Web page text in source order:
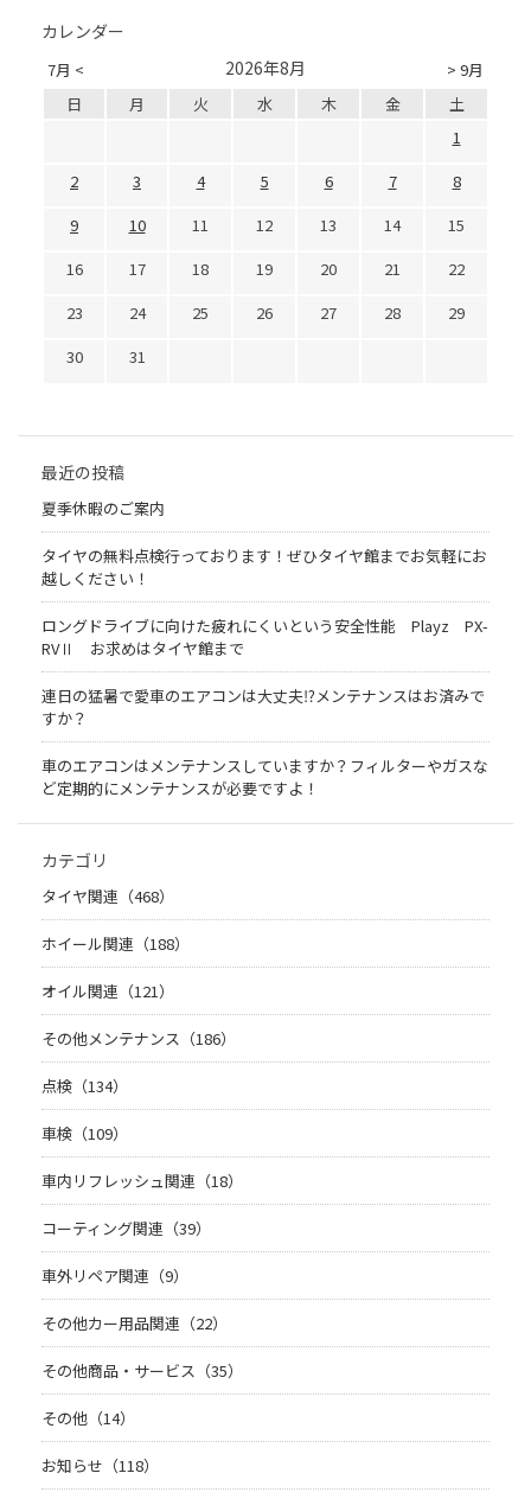
カレンダー
7月 < > 9月
2026年8月
日 月 火 水 木 金
土
1
2
3 4 5 6 7
8
9
10 11 12 13 14
15
16
17 18 19 20 21
22
23
24 25 26 27 28
29
30
31
最近の投稿
夏季休暇のご案内
タイヤの無料点検行っております！ぜひタイヤ館までお気軽にお
越しください！
ロングドライブに向けた疲れにくいという安全性能 Playz PX-
RVⅡ お求めはタイヤ館まで
連日の猛暑で愛車のエアコンは大丈夫⁉メンテナンスはお済みで
すか？
車のエアコンはメンテナンスしていますか？フィルターやガスな
ど定期的にメンテナンスが必要ですよ！
カテゴリ
タイヤ関連（468）
ホイール関連（188）
オイル関連（121）
その他メンテナンス（186）
点検（134）
車検（109）
車内リフレッシュ関連（18）
コーティング関連（39）
車外リペア関連（9）
その他カー用品関連（22）
その他商品・サービス（35）
その他（14）
お知らせ（118）